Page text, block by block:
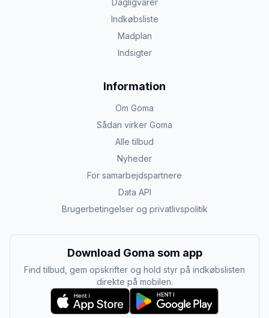
Indkøbsliste
Madplan
Indsigter
Information
Om Goma
Sådan virker Goma
Alle tilbud
Nyheder
For samarbejdspartnere
Data API
Brugerbetingelser og privatlivspolitik
Download Goma som app
Find tilbud, gem opskrifter og hold styr på indkøbslisten
direkte på mobilen.